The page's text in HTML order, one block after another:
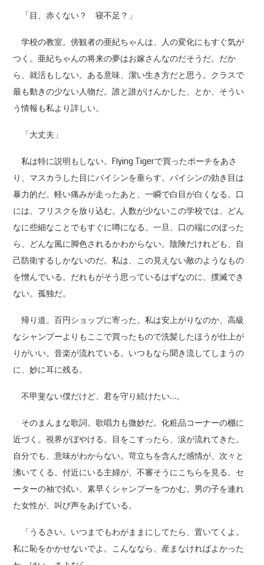
「目、赤くない？ 寝不足？」
学校の教室。傍観者の亜紀ちゃんは、人の変化にもすぐ気が
つく。亜紀ちゃんの将来の夢はお嫁さんなのだそうだ。だか
ら、就活もしない。ある意味、潔い生き方だと思う。クラスで
最も動きの少ない人物だ。誰と誰がけんかした、とか、そうい
う情報も私より詳しい。
「大丈夫」
私は特に説明もしない。Flying Tigerで買ったポーチをあさ
り、マスカラした目にバイシンを垂らす。バイシンの効き目は
暴力的だ。軽い痛みが走ったあと、一瞬で白目が白くなる。口
には、フリスクを放り込む。人数が少ないこの学校では、どん
なに些細なことでもすぐに噂になる。一旦、口の端にのぼった
ら、どんな風に脚色されるかわからない。陰険だけれども、自
己防衛するしかないのだ。私は、この見えない敵のようなもの
を憎んでいる。だれもがそう思っているはずなのに、撲滅でき
ない。孤独だ。
帰り道。百円ショップに寄った。私は安上がりなのか、高級
なシャンプーよりもここで買ったもので洗髪したほうが仕上が
りがいい。音楽が流れている。いつもなら聞き流してしまうの
に、妙に耳に残る。
不甲斐ない僕だけど、君を守り続けたい…。
そのまんまな歌詞。歌唱力も微妙だ。化粧品コーナーの棚に
近づく。視界がぼやける。目をこすったら、涙が流れてきた。
自分でも、意味がわからない。苛立ちを含んだ感情が、次々と
沸いてくる。付近にいる主婦が、不審そうにこちらを見る。セ
ーターの袖で拭い、素早くシャンプーをつかむ。男の子を連れ
た女性が、叫び声をあげている。
「うるさい。いつまでもわがままにしてたら、置いてくよ。
私に恥をかかせないでよ。こんななら、産まなければよかった